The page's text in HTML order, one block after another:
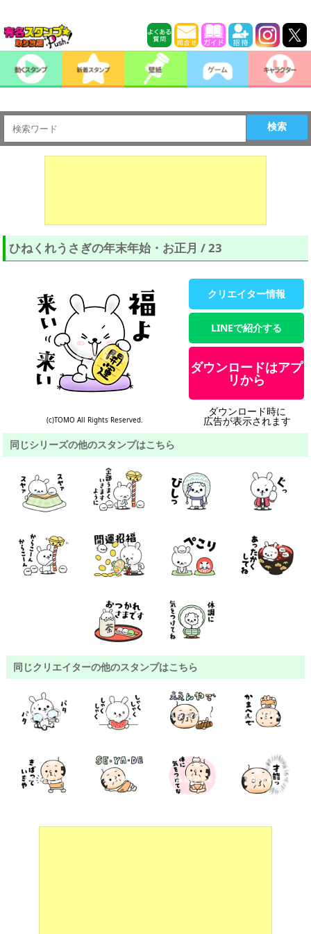
検索
ひねくれうさぎの年末年始・お正月 / 23
(c)TOMO All Rights Reserved.
クリエイター情報
LINEで紹介する
ダウンロードはアプ
リから
ダウンロード時に
広告が表示されます
同じシリーズの他のスタンプはこちら
同じクリエイターの他のスタンプはこちら